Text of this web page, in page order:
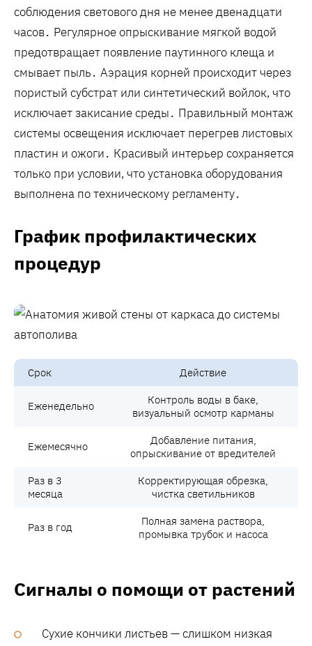
соблюдения светового дня не менее двенадцати
часов․ Регулярное опрыскивание мягкой водой
предотвращает появление паутинного клеща и
смывает пыль․ Аэрация корней происходит через
пористый субстрат или синтетический войлок, что
исключает закисание среды․ Правильный монтаж
системы освещения исключает перегрев листовых
пластин и ожоги․ Красивый интерьер сохраняется
только при условии, что установка оборудования
выполнена по техническому регламенту․
График профилактических
процедур
Срок Действие
Еженедельно
Контроль воды в баке,
визуальный осмотр карманы
Ежемесячно
Добавление питания,
опрыскивание от вредителей
Раз в 3
месяца
Корректирующая обрезка,
чистка светильников
Раз в год
Полная замена раствора,
промывка трубок и насоса
Сигналы о помощи от растений
Сухие кончики листьев — слишком низкая